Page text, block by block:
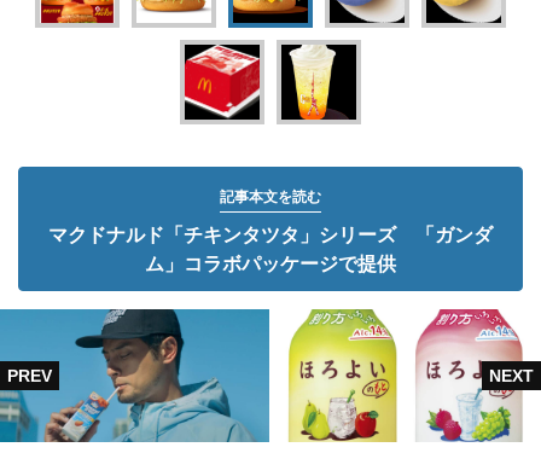
記事本文を読む
マクドナルド「チキンタツタ」シリーズ 「ガンダ
ム」コラボパッケージで提供